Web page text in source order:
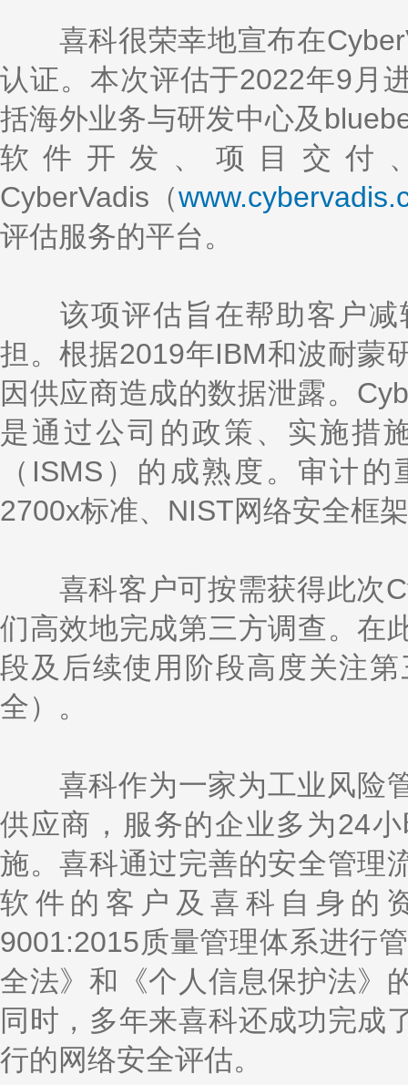
喜科很荣幸地宣布在
认证。本次评估于2022年9月
括海外业务与研发中心及
软件开发、项目交付
CyberVadis（
评估服务的平台。
该项评估旨在帮助客户减
担。根据2019年IBM和波耐蒙
因供应商造成的数据泄露。
是通过公司的政策、实施措
（ISMS）的成熟度。审计
2700x标准、NIST网络安全框
喜科客户可按需获得此次
们高效地完成第三方调查。在
段及后续使用阶段高度关注
全）。
喜科作为一家为工业风险管
供应商，服务的企业多为24
施。喜科通过完善的安全管理
软件的客户及喜科自身的
9001:2015质量管理体系进行
全法》和《个人信息保护法》
同时，多年来喜科还成功完成
行的网络安全评估。